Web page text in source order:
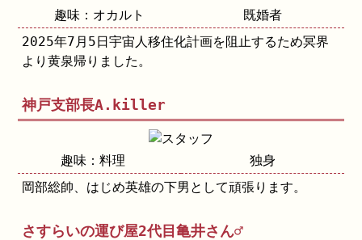
趣味：オカルト
既婚者
2025年7月5日宇宙人移住化計画を阻止するため冥界
より黄泉帰りました。
神戸支部長A.killer
趣味：料理
独身
岡部総帥、はじめ英雄の下男として頑張ります。
さすらいの運び屋2代目亀井さん♂